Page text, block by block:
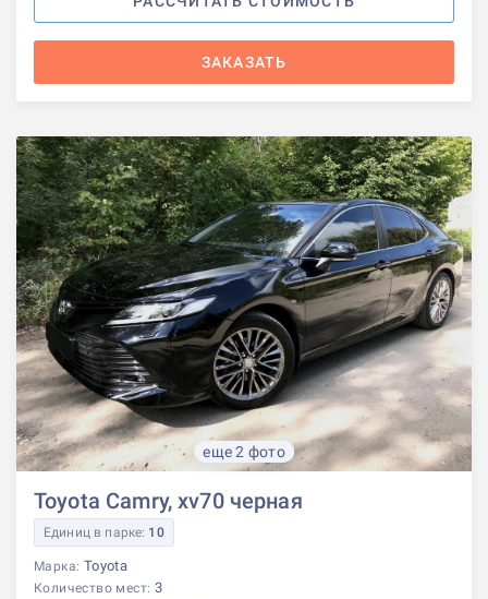
ЗАКАЗАТЬ
еще 2 фото
Toyota Camry, xv70 черная
Единиц в парке: 10
Марка: Toyota
Количество мест: 3